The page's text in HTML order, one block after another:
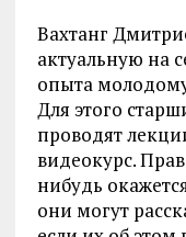
Вахтанг
актуальную на
опыта
Для этого
проводят
видеокурс.
нибудь
они могут